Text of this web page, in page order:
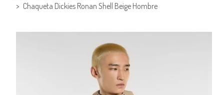
Chaqueta Dickies Ronan Shell Beige Hombre